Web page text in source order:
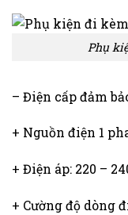
Phụ
– Điện cấp đảm
+ Nguồn điện 1
+ Điện áp: 220 –
+ Cường độ dòng